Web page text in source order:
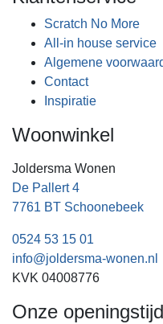
Scratch No More
All-in house service
Algemene
Contact
Inspiratie
Woonwinkel
Joldersma Wonen
De Pallert 4
7761 BT Schoonebeek
0524 53 15 01
info@joldersma-wonen.nl
KVK 04008776
Onze